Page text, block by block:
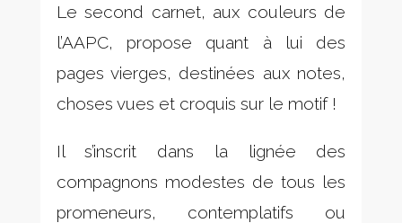
Le second carnet, aux couleurs de
l’AAPC, propose quant à lui des
pages vierges, destinées aux notes,
choses vues et croquis sur le motif !
Il s’inscrit dans la lignée des
compagnons modestes de tous les
promeneurs, contemplatifs ou